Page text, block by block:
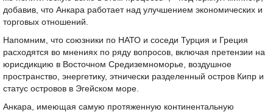
добавив, что Анкара работает над улучшением экономических и
торговых отношений.
Напомним, что союзники по НАТО и соседи Турция и Греция
расходятся во мнениях по ряду вопросов, включая претензии на
юрисдикцию в Восточном Средиземноморье, воздушное
пространство, энергетику, этнически разделенный остров Кипр и
статус островов в Эгейском море.
Анкара, имеющая самую протяженную континентальную